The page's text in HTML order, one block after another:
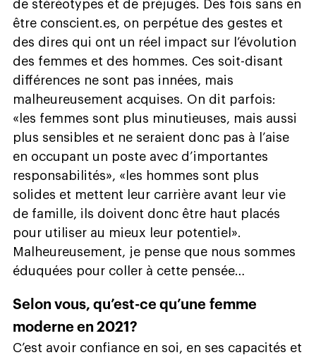
de stéréotypes et de préjugés. Des fois sans en
être conscient.es, on perpétue des gestes et
des dires qui ont un réel impact sur l’évolution
des femmes et des hommes. Ces soit-disant
différences ne sont pas innées, mais
malheureusement acquises. On dit parfois:
«les femmes sont plus minutieuses, mais aussi
plus sensibles et ne seraient donc pas à l’aise
en occupant un poste avec d’importantes
responsabilités», «les hommes sont plus
solides et mettent leur carrière avant leur vie
de famille, ils doivent donc être haut placés
pour utiliser au mieux leur potentiel».
Malheureusement, je pense que nous sommes
éduquées pour coller à cette pensée…
Selon vous, qu’est-ce qu’une femme
moderne en 2021?
C’est avoir confiance en soi, en ses capacités et